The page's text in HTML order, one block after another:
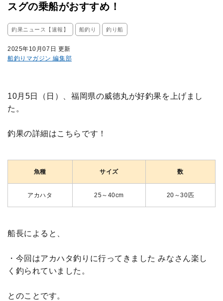
スグの乗船がおすすめ！
釣果ニュース【速報】 船釣り 釣り船
2025年10月07日 更新
船釣りマガジン 編集部
10月5日（日）、福岡県の威徳丸が好釣果を上げまし
た。
釣果の詳細はこちらです！
魚種 サイズ 数
アカハタ 25～40cm 20～30匹
船長によると、
・今回はアカハタ釣りに行ってきました みなさん楽し
く釣られていました。
とのことです。